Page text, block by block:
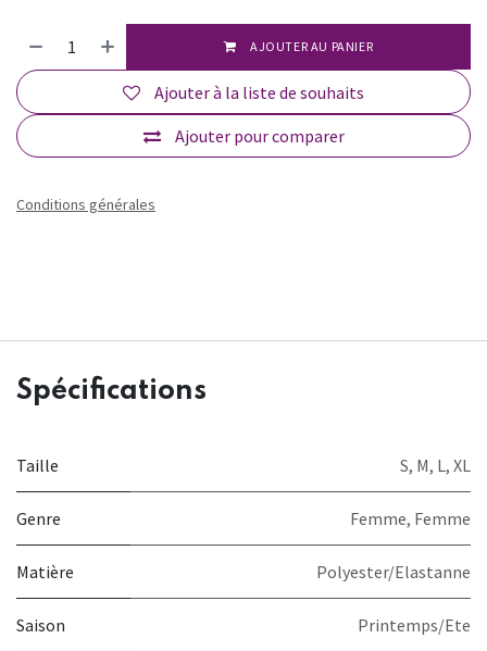
AJOUTER AU PANIER
Ajouter pour comparer
Ajouter à la liste de souhaits
Conditions générales
Spécifications
Taille S, M, L, XL
Genre Femme, Femme
Matière Polyester/Elastanne
Saison Printemps/Ete